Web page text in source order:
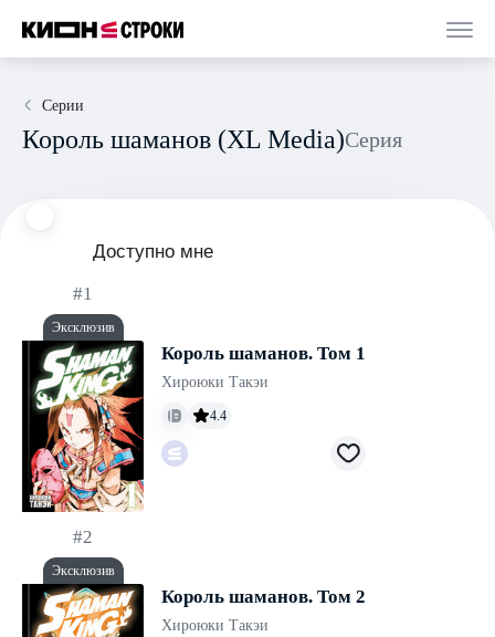
Серии
Король шаманов (XL Media) Серия
Доступно мне
#1
Эксклюзив
Король шаманов. Том 1
Хироюки Такэи
4.4
#2
Эксклюзив
Король шаманов. Том 2
Хироюки Такэи